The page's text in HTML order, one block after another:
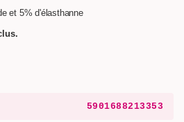
et 5% d'élasthanne
5901688213353